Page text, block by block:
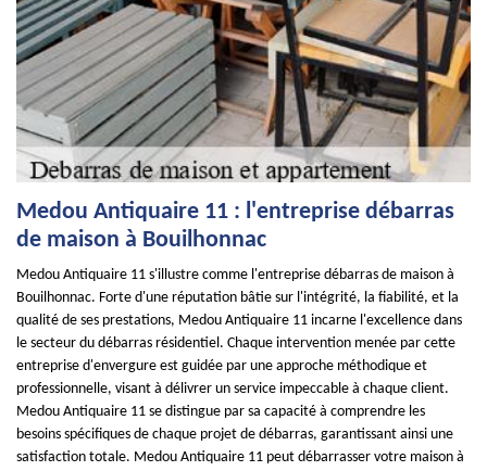
Medou Antiquaire 11 : l'entreprise débarras
de maison à Bouilhonnac
Medou Antiquaire 11 s'illustre comme l'entreprise débarras de maison à
Bouilhonnac. Forte d'une réputation bâtie sur l'intégrité, la fiabilité, et la
qualité de ses prestations, Medou Antiquaire 11 incarne l'excellence dans
le secteur du débarras résidentiel. Chaque intervention menée par cette
entreprise d'envergure est guidée par une approche méthodique et
professionnelle, visant à délivrer un service impeccable à chaque client.
Medou Antiquaire 11 se distingue par sa capacité à comprendre les
besoins spécifiques de chaque projet de débarras, garantissant ainsi une
satisfaction totale. Medou Antiquaire 11 peut débarrasser votre maison à